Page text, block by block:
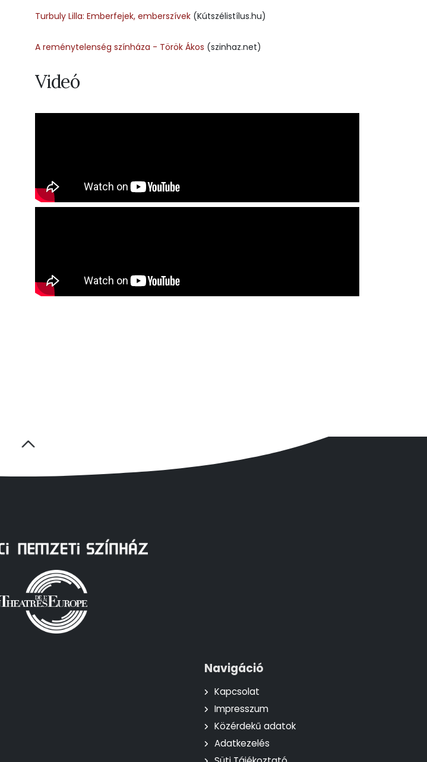
Turbuly Lilla: Emberfejek, emberszívek (Kútszélistílus.hu)
A reménytelenség színháza - Török Ákos (szinhaz.net)
Videó
Navigáció
Kapcsolat
Impresszum
Közérdekű adatok
Adatkezelés